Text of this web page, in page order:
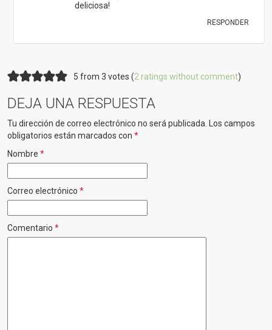
deliciosa!
RESPONDER
5 from 3 votes (2 ratings without comment)
DEJA UNA RESPUESTA
Tu dirección de correo electrónico no será publicada.
Los campos
obligatorios están marcados con *
Nombre *
Correo electrónico *
Comentario *